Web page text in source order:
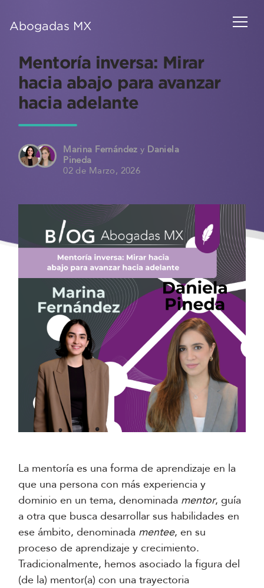
Abogadas MX
Mentoría inversa: Mirar
hacia abajo para avanzar
hacia adelante
Marina Fernández y Daniela
Pineda
02 de Marzo, 2026
La mentoría es una forma de aprendizaje en la
que una persona con más experiencia y
dominio en un tema, denominada mentor, guía
a otra que busca desarrollar sus habilidades en
ese ámbito, denominada mentee, en su
proceso de aprendizaje y crecimiento.
Tradicionalmente, hemos asociado la figura del
(de la) mentor(a) con una trayectoria